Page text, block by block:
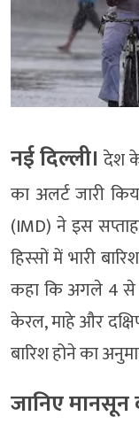
नई दिल्ली। देश के
का अलर्ट जारी
(IMD) ने इस
हिस्सों में भारी
कहा कि अगले 4 से
केरल, माहे और
बारिश होने का
जानिए